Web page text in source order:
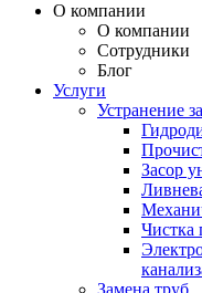
О компании
О компании
Сотрудники
Блог
Услуги
Устранение
Засор
Чистка
Замена труб